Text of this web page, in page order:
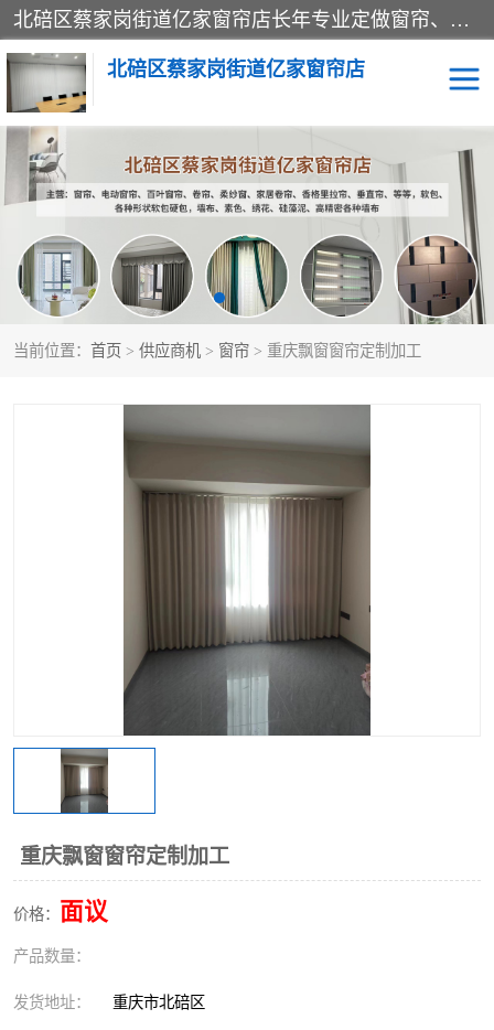
北碚区蔡家岗街道亿家窗帘店长年专业定做窗帘、电动窗帘、百叶窗帘、卷帘、柔纱窗、家居卷帘、香格里拉帘、垂直帘、等等，软包、各种形状软包硬包，墙布、素色、绣花、硅藻泥、高精密各种墙布，免费测量、免费安装，欢迎咨询
北碚区蔡家岗街道亿家窗帘店
当前位置： 首页 > 供应商机 > 窗帘 > 重庆飘窗窗帘定制加工
重庆飘窗窗帘定制加工
价格： 面议
产品数量：
发货地址： 重庆市北碚区
软包硬包 墙布
窗帘 百叶窗卷帘